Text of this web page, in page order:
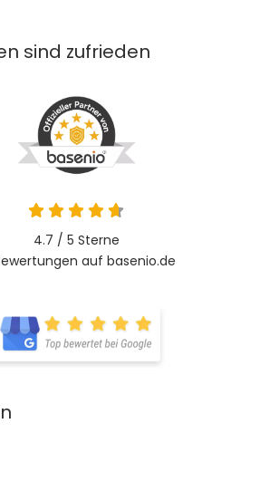
sind zufrieden
4.7 von 5
4.7 / 5 Sterne
auf basenio.de
öffnet in neuem Fenster